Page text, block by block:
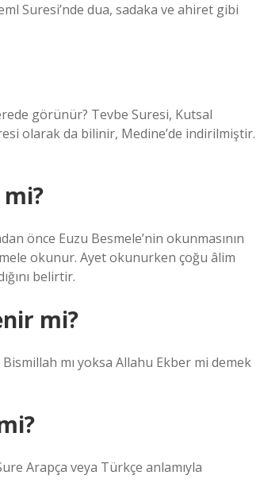
Suresi’nde dua, sadaka ve ahiret gibi
görünür? Tevbe Suresi, Kutsal
olarak da bilinir, Medine’de indirilmiştir.
önce Euzu Besmele’nin okunmasının
okunur. Ayet okunurken çoğu âlim
belirtir.
mi?
mı yoksa Allahu Ekber mi demek
Arapça veya Türkçe anlamıyla